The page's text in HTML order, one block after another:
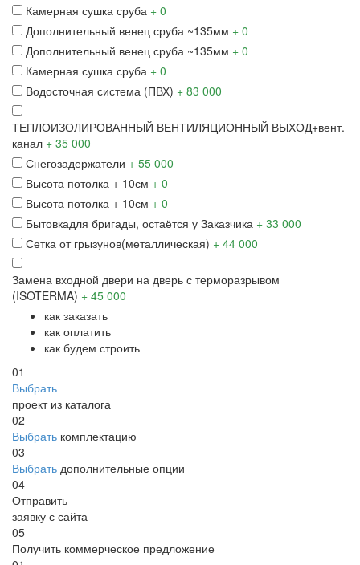
Камерная сушка сруба + 0
Дополнительный венец сруба ~135мм + 0
Дополнительный венец сруба ~135мм + 0
Камерная сушка сруба + 0
Водосточная система (ПВХ) + 83 000
ТЕПЛОИЗОЛИРОВАННЫЙ ВЕНТИЛЯЦИОННЫЙ ВЫХОД+вент.
канал + 35 000
Снегозадержатели + 55 000
Высота потолка + 10см + 0
Высота потолка + 10см + 0
Бытовкадля бригады, остаётся у Заказчика + 33 000
Сетка от грызунов(металлическая) + 44 000
Замена входной двери на дверь с терморазрывом
(ISOTERMA) + 45 000
как заказать
как оплатить
как будем строить
01
Выбрать
проект из каталога
02
Выбрать комплектацию
03
Выбрать дополнительные опции
04
Отправить
заявку с сайта
05
Получить коммерческое предложение